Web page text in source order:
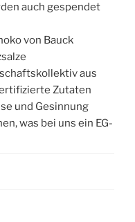
auch gespendet
von Bauck
aus
Zutaten
und Gesinnung
was bei uns ein EG-